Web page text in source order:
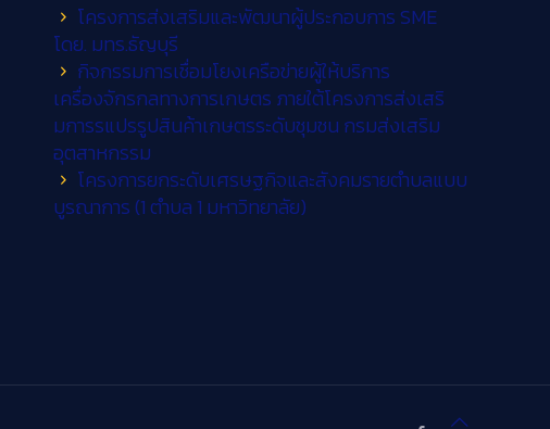
โครงการส่งเสริมและพัฒนาผู้ประกอบการ SME
โดย. มทร.ธัญบุรี
กิจกรรมการเชื่อมโยงเครือข่ายผู้ให้บริการ
เครื่องจักรกลทางการเกษตร ภายใต้โครงการส่งเสริ
มการรแปรรูปสินค้าเกษตรระดับชุมชน กรมส่งเสริม
อุตสาหกรรม
โครงการยกระดับเศรษฐกิจและสังคมรายตำบลแบบ
บูรณาการ (1 ตำบล 1 มหาวิทยาลัย)